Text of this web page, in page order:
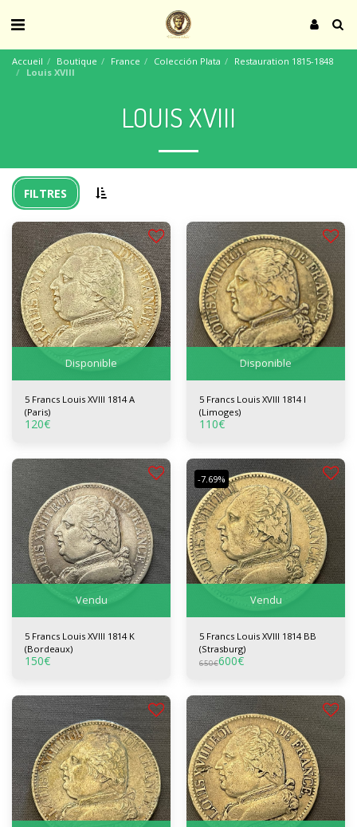
Accueil Boutique France Colección Plata
Restauration 1815-1848
Louis XVIII
LOUIS XVIII
FILTRES
Disponible
5 Francs Louis XVIII 1814 A
(Paris)
120€
Disponible
5 Francs Louis XVIII 1814 I
(Limoges)
110€
Vendu
5 Francs Louis XVIII 1814 K
(Bordeaux)
150€
Vendu
-7.69%
5 Francs Louis XVIII 1814 BB
(Strasburg)
650€600€